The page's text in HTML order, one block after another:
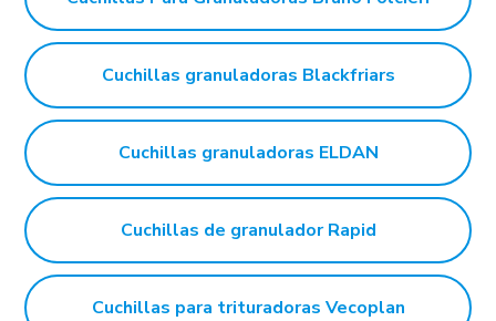
Cuchillas granuladoras Blackfriars
Cuchillas granuladoras ELDAN
Cuchillas de granulador Rapid
Cuchillas para trituradoras Vecoplan